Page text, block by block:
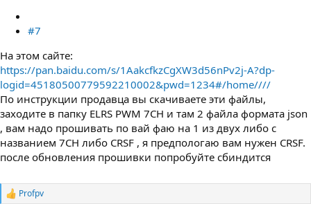
#7
На этом сайте:
https://pan.baidu.com/s/1AakcfkzCgXW3d56nPv2j-A?dp-
logid=45180500779592210002&pwd=1234#/home////
По инструкции продавца вы скачиваете эти файлы,
заходите в папку ELRS PWM 7CH и там 2 файла формата json
, вам надо прошивать по вай фаю на 1 из двух либо с
названием 7CH либо CRSF , я предпологаю вам нужен CRSF.
после обновления прошивки попробуйте сбиндится
Р
Profpv